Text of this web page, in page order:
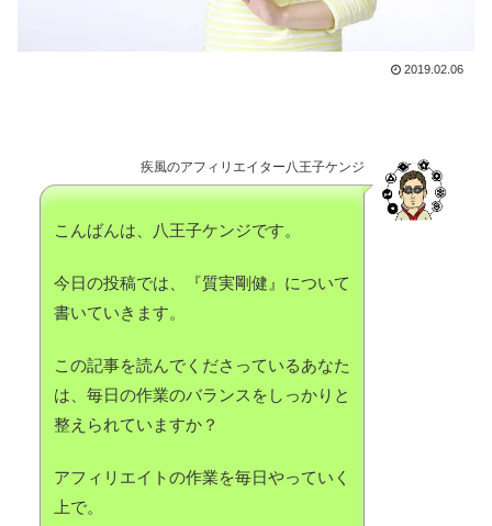
2019.02.06
疾風のアフィリエイター八王子ケンジ
こんばんは、八王子ケンジです。
今日の投稿では、『質実剛健』について
書いていきます。
この記事を読んでくださっているあなた
は、毎日の作業のバランスをしっかりと
整えられていますか？
アフィリエイトの作業を毎日やっていく
上で。